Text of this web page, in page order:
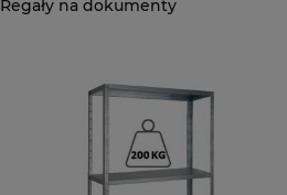
Regały na dokumenty